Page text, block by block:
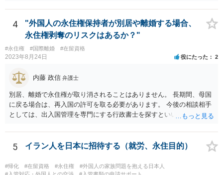
4
"外国人の永住権保持者が別居や離婚する場合、
永住権剥奪のリスクはあるか？"
#永住権 #国際離婚 #在留資格
2023年8月24日 役にたった 2
内藤 政信 弁護士
別居、離婚で永住権が取り消されることはありません。 長期間、母国
に戻る場合は、再入国の許可を取る必要があります。 今後の相談相手
としては、出入国管理を専門にする行政書士を探すといいでしょう。
5 イラン人を日本に招待する（就労、永住目的）
#帰化 #在留資格 #永住権
#外国人の家族問題を抱える日本人
#入管対応・外国人との交渉
#入管書類の申請サポート